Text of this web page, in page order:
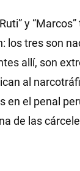
y
los tres son
allí, son
al
en el penal
de las